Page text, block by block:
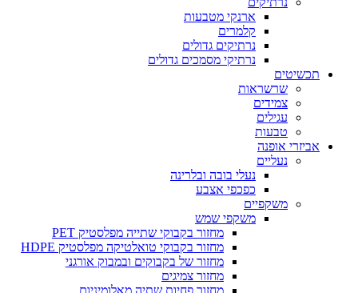
ארנקי מטבעות
קלמרים
נרתיקים גדולים
נרתיקי מסמכים גדולים
תכשיטים
שרשראות
צמידים
עגילים
טבעות
אביזרי אופנה
נעליים
נעלי בובה ובלרינה
כפכפי אצבע
משקפיים
משקפי שמש
מחזור בקבוקי שתייה מפלסטיק PET
מחזור בקבוקי טואלטיקה מפלסטיק HDPE
מחזור של בקבוקים ובמבוק אורגני
מחזור צמיגים
מחזור פחיות שתיה מאלומיניום